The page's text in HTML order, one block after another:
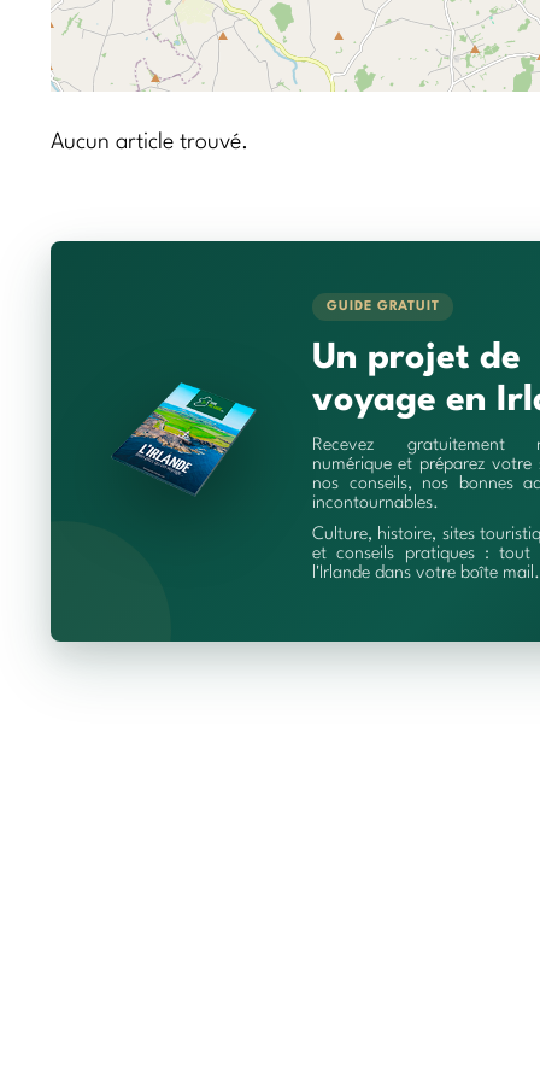
Aucun article trouvé.
GUIDE GRATUIT
Un projet de
voyage en
Recevez gratuitement
numérique et préparez votre
nos conseils, nos bonnes
incontournables.
Culture, histoire, sites
et conseils pratiques : tout
l'Irlande dans votre boîte mail.